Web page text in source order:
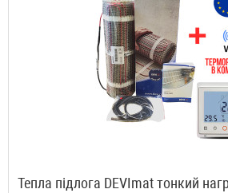
Тепла підлога DEVImat тонкий